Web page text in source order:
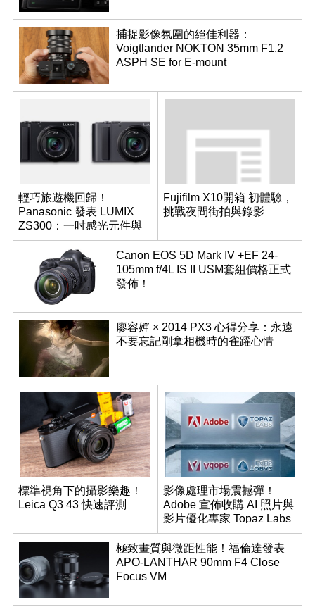
捕捉影像氛圍的絕佳利器：
Voigtlander NOKTON 35mm F1.2
ASPH SE for E-mount
輕巧旅遊機回歸！
Panasonic 發表 LUMIX
ZS300：一吋感光元件與
15 倍光學變焦
Fujifilm X10開箱 初體驗，
挑戰夜間街拍與錄影
Canon EOS 5D Mark IV +EF 24-
105mm f/4L IS II USM套組價格正式
發佈！
廖容嬋 × 2014 PX3 心得分享：永遠
不要忘記剛拿相機時的雀躍心情
標準視角下的攝影樂趣！
Leica Q3 43 快速評測
影像處理市場震撼彈！
Adobe 宣佈收購 AI 照片與
影片優化專家 Topaz Labs
極致畫質與微距性能！福倫達發表
APO-LANTHAR 90mm F4 Close
Focus VM